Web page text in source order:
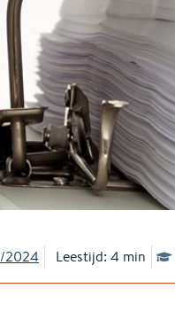
2024 Leestijd: 4 min